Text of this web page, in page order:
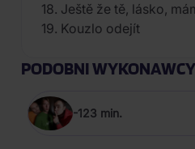
18. Ještě že tě, lásko,
19. Kouzlo odejít
PODOBNI WYKONAWCY
-123 min.